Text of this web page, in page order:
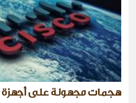
هجمات مجهولة على أجهزة